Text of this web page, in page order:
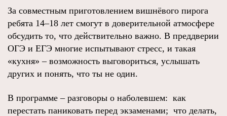
За совместным приготовлением вишнёвого пирога
ребята 14–18 лет смогут в доверительной атмосфере
обсудить то, что действительно важно. В преддверии
ОГЭ и ЕГЭ многие испытывают стресс, и такая
«кухня» – возможность выговориться, услышать
других и понять, что ты не один.
В программе – разговоры о наболевшем: как
перестать паниковать перед экзаменами; что делать,